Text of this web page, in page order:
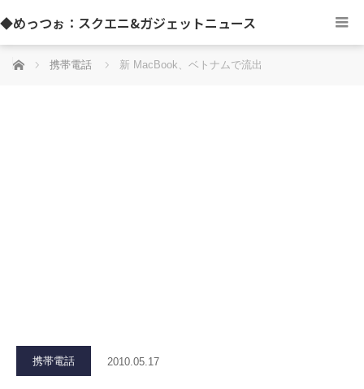
◆めっつぉ：スクエニ&ガジェットニュース
ホーム 携帯電話 新 MacBook、ベトナムで流出
携帯電話 2010.05.17